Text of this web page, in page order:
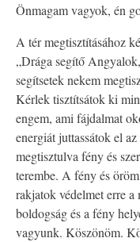
Önmagam vagyok, én
A tér megtisztításához
„Drága segítő
segítsetek nekem
Kérlek tisztítsátok ki
engem, ami fájdalmat
energiát juttassátok el
megtisztulva fény és
terembe. A fény és
rakjatok védelmet erre
boldogság és a fény
vagyunk. Köszönöm.